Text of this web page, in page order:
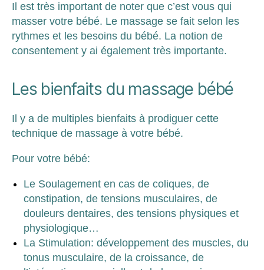
Il est très important de noter que c’est vous qui
masser votre bébé. Le massage se fait selon les
rythmes et les besoins du bébé. La notion de
consentement y ai également très importante.
Les bienfaits du massage bébé
Il y a de multiples bienfaits à prodiguer cette
technique de massage à votre bébé.
Pour votre bébé:
Le Soulagement en cas de coliques, de
constipation, de tensions musculaires, de
douleurs dentaires, des tensions physiques et
physiologique…
La Stimulation: développement des muscles, du
tonus musculaire, de la croissance, de